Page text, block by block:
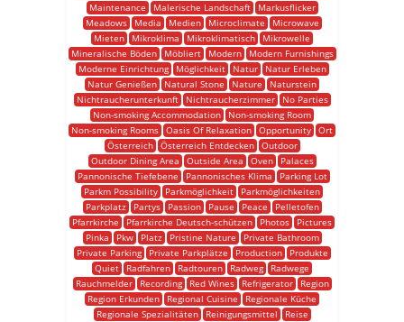
Maintenance
Malerische Landschaft
Markusflicker
Meadows
Media Medien Microclimate
Microwave
Mieten
Mikroklima Mikroklimatisch
Mikrowelle
Mineralische Böden
Möbliert Modern
Modern Furnishings
Moderne Einrichtung
Möglichkeit Natur
Natur Erleben
Natur Genießen
Natural Stone Nature
Naturstein
Nichtraucherunterkunft
Nichtraucherzimmer
No Parties
Non-smoking Accommodation
Non-smoking Room
Non-smoking Rooms Oasis Of Relaxation Opportunity Ort
Österreich
Österreich Entdecken
Outdoor
Outdoor Dining Area
Outside Area Oven
Palaces
Pannonische Tiefebene
Pannonisches Klima
Parking Lot
Parkm Possibility
Parkmöglichkeit
Parkmöglichkeiten
Parkplatz
Partys Passion Pause Peace
Pelletofen
Pfarrkirche
Pfarrkirche Deutsch-schützen Photos
Pictures
Pinka
Pkw Platz Pristine Nature
Private Bathroom
Private Parking
Private Parkplätze Production
Produkte
Quiet
Radfahren Radtouren Radweg
Radwege
Rauchmelder
Recording Red Wines Refrigerator
Region
Region Erkunden
Regional Cuisine
Regionale Küche
Regionale Spezialitäten
Reinigungsmittel
Reise